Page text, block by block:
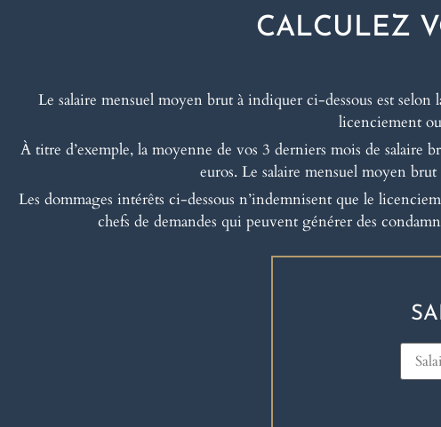
CALCULEZ
Le salaire mensuel moyen brut à indiquer ci-dessous est selon
licenciement
À titre d’exemple, la moyenne de vos 3 derniers mois de salaire
euros. Le salaire mensuel moyen
Les dommages intérêts ci-dessous n’indemnisent que le
chefs de demandes qui peuvent générer des